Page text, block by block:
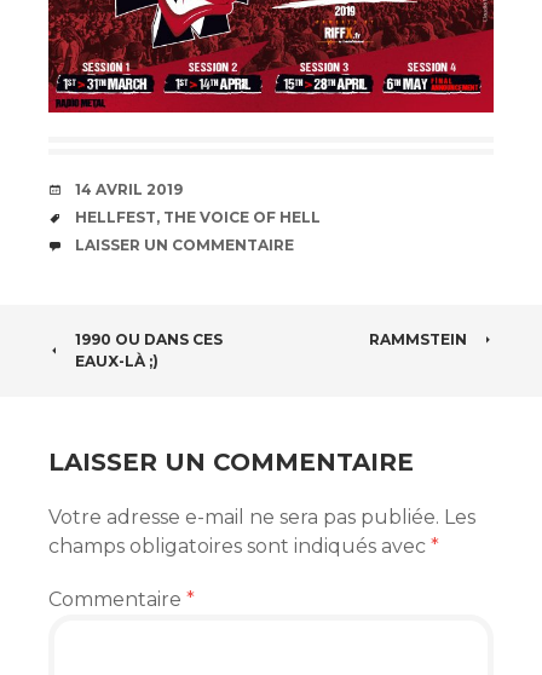
DATE
14 AVRIL 2019
ÉTIQUETTES
HELLFEST, THE VOICE OF HELL
COMMENTAIRES
LAISSER UN COMMENTAIRE
NAVIGATION
ARTICLES
1990 OU DANS CES
EAUX-LÀ ;)
RAMMSTEIN
LAISSER UN COMMENTAIRE
Votre adresse e-mail ne sera pas publiée. Les
champs obligatoires sont indiqués avec *
Commentaire *